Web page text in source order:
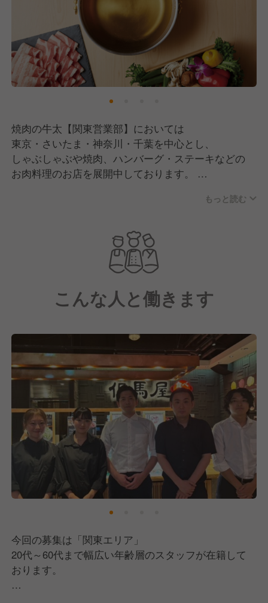
焼肉の牛太【関東営業部】においては
東京・さいたま・神奈川・千葉を中心とし、
しゃぶしゃぶや焼肉、ハンバーグ・ステーキなどの
お肉料理のお店を展開中しております。
ヤエチカ店（しゃぶしゃぶ但馬屋）
お台場店（ハンバーグ＆ステーキHIRO）
銀座店（鳴尾銀座・焼肉）
浅草店（しゃぶしゃぶ但馬屋）
新百合ヶ丘店（しゃぶしゃぶ但馬屋）
イクスピアリ店（しゃぶしゃぶ但馬屋）
浦和店（しゃぶしゃぶ但馬屋）
所沢店（しゃぶしゃぶ但馬屋）
多摩センター店（焼肉但馬屋・しゃぶしゃぶ但馬屋：
2店舗）
相模大野店（しゃぶしゃぶ牛太）
松戸店（しゃぶしゃぶ牛太）
横須賀店（しゃぶしゃぶ牛太
もっと読む
こんな人と働きます
今回の募集は「関東エリア」
20代～60代まで幅広い年齢層のスタッフが在籍して
おります。